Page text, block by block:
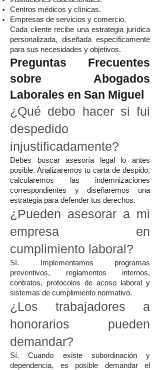
Centros médicos y clínicas.
Empresas de servicios y comercio.
Cada cliente recibe una estrategia jurídica
personalizada, diseñada específicamente
para sus necesidades y objetivos.
Preguntas Frecuentes
sobre Abogados
Laborales en San Miguel
¿Qué debo hacer si fui
despedido
injustificadamente?
Debes buscar asesoría legal lo antes
posible. Analizaremos tu carta de despido,
calcularemos las indemnizaciones
correspondientes y diseñaremos una
estrategia para defender tus derechos.
¿Pueden asesorar a mi
empresa en
cumplimiento laboral?
Sí. Implementamos programas
preventivos, reglamentos internos,
contratos, protocolos de acoso laboral y
sistemas de cumplimiento normativo.
¿Los trabajadores a
honorarios pueden
demandar?
Sí. Cuando existe subordinación y
dependencia, es posible demandar el